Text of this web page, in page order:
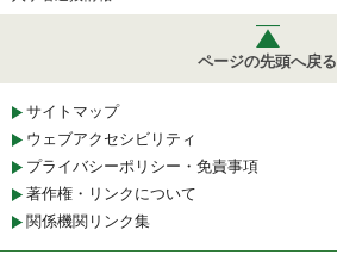
ページの先頭へ戻る
サイトマップ
ウェブアクセシビリティ
プライバシーポリシー・免責事項
著作権・リンクについて
関係機関リンク集